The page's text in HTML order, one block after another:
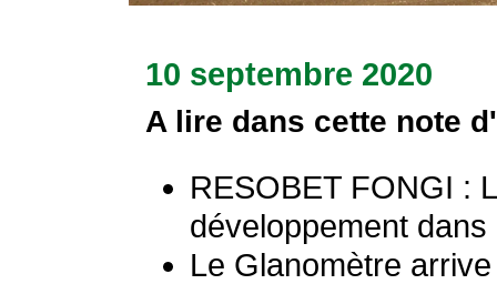
10 septembre 2020
A lire dans cette note
RESOBET FONGI :
développement
Le Glanomètre